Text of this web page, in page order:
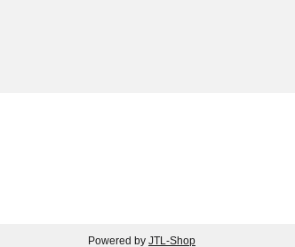
Powered by JTL-Shop